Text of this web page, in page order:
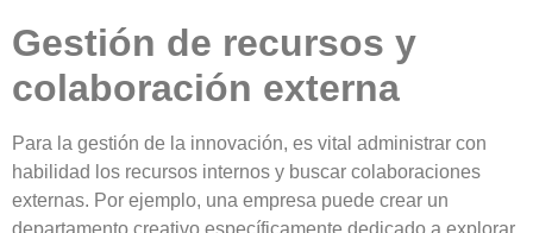
Gestión de recursos y
colaboración externa
Para la gestión de la innovación, es vital administrar con
habilidad los recursos internos y buscar colaboraciones
externas. Por ejemplo, una empresa puede crear un
departamento creativo específicamente dedicado a explorar